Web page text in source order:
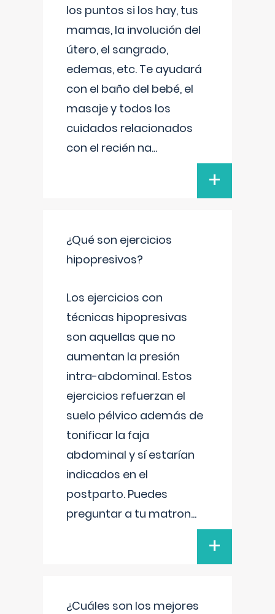
los puntos si los hay, tus
mamas, la involución del
útero, el sangrado,
edemas, etc. Te ayudará
con el baño del bebé, el
masaje y todos los
cuidados relacionados
con el recién na...
+
¿Qué son ejercicios
hipopresivos?
Los ejercicios con
técnicas hipopresivas
son aquellas que no
aumentan la presión
intra-abdominal. Estos
ejercicios refuerzan el
suelo pélvico además de
tonificar la faja
abdominal y sí estarían
indicados en el
postparto. Puedes
preguntar a tu matron...
+
¿Cuáles son los mejores